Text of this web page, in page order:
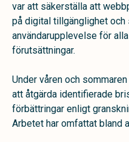
var att säkerställa att
på digital tillgänglighet och
användarupplevelse för
förutsättningar.
Under våren och
att åtgärda identifierade
förbättringar enligt
Arbetet har omfattat bland